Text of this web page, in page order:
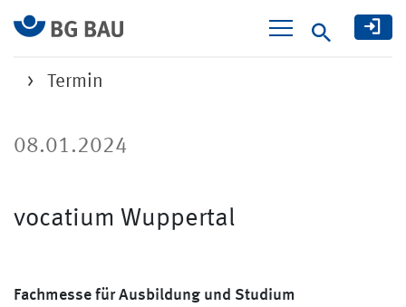
Suche
Termin
08.01.2024
vocatium Wuppertal
Fachmesse für Ausbildung und Studium